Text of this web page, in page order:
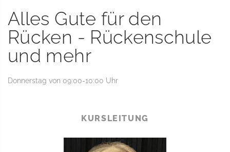
Alles Gute für den
Rücken - Rückenschule
und mehr
Donnerstag von 09:00-10:00 Uhr
KURSLEITUNG